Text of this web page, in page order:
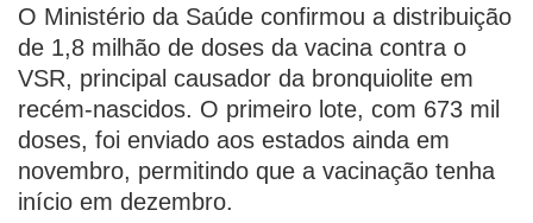
O Ministério da Saúde confirmou a distribuição
de 1,8 milhão de doses da vacina contra o
VSR, principal causador da bronquiolite em
recém-nascidos. O primeiro lote, com 673 mil
doses, foi enviado aos estados ainda em
novembro, permitindo que a vacinação tenha
início em dezembro.